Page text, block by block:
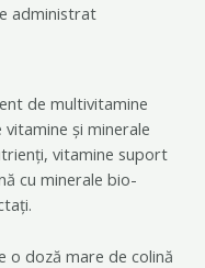
administrat
de multivitamine
și minerale
vitamine suport
cu minerale bio-
o doză mare de colină